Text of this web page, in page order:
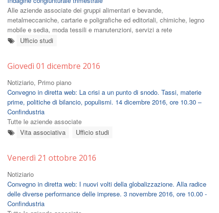
Alle aziende associate dei gruppi alimentari e bevande,
metalmeccaniche, cartarie e poligrafiche ed editoriali, chimiche, legno
mobile e sedia, moda tessili e manutenzioni, servizi a rete
Ufficio studi
Giovedì 01 dicembre 2016
Notiziario, Primo piano
Convegno in diretta web: La crisi a un punto di snodo. Tassi, materie
prime, politiche di bilancio, populismi. 14 dicembre 2016, ore 10.30 –
Confindustria
Tutte le aziende associate
Vita associativa
Ufficio studi
Venerdì 21 ottobre 2016
Notiziario
Convegno in diretta web: I nuovi volti della globalizzazione. Alla radice
delle diverse performance delle imprese. 3 novembre 2016, ore 10.00 -
Confindustria